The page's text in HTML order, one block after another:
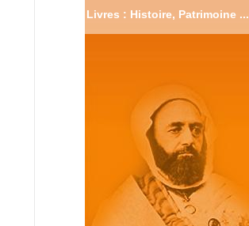
Livres : Histoire, Patrimoine ...